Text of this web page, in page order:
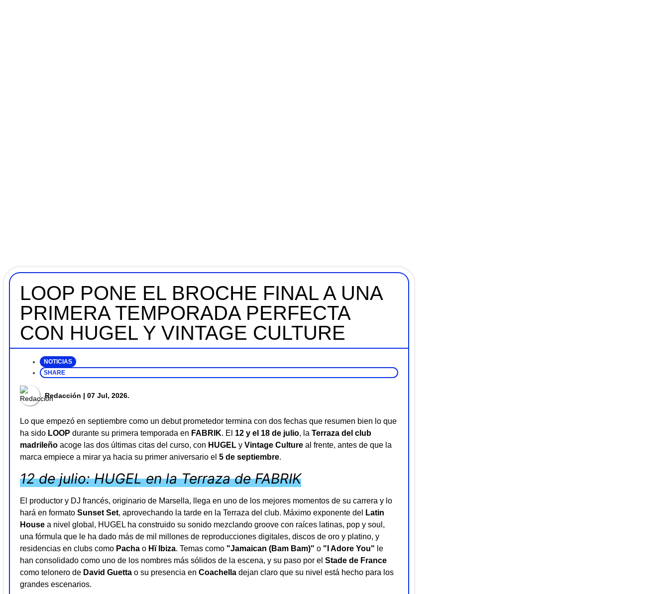
LOOP PONE EL BROCHE FINAL A UNA
PRIMERA TEMPORADA PERFECTA
CON HUGEL Y VINTAGE CULTURE
NOTICIAS
SHARE
Redacción | 07 Jul, 2026.
Lo que empezó en septiembre como un debut prometedor termina con dos fechas que resumen bien lo que
ha sido LOOP durante su primera temporada en FABRIK. El 12 y el 18 de julio, la Terraza del club
madrileño acoge las dos últimas citas del curso, con HUGEL y Vintage Culture al frente, antes de que la
marca empiece a mirar ya hacia su primer aniversario el 5 de septiembre.
12 de julio: HUGEL en la Terraza de FABRIK
El productor y DJ francés, originario de Marsella, llega en uno de los mejores momentos de su carrera y lo
hará en formato Sunset Set, aprovechando la tarde en la Terraza del club. Máximo exponente del
Latin
House a nivel global, HUGEL ha construido su sonido mezclando groove con raíces latinas, pop y soul,
una fórmula que le ha dado más de mil millones de reproducciones digitales, discos de oro y platino, y
residencias en clubs como Pacha o Hï Ibiza. Temas como "Jamaican (Bam Bam)" o "I Adore You" le
han consolidado como uno de los nombres más sólidos de la escena, y su paso por el Stade de France
como telonero de David Guetta o su presencia en Coachella dejan claro que su nivel está hecho para los
grandes escenarios.